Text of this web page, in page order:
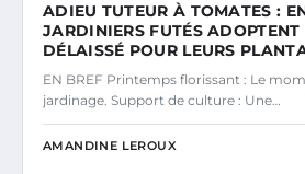
ADIEU TUTEUR À TOMATES :
JARDINIERS FUTÉS ADOPTENT
DÉLAISSÉ POUR LEURS
EN BREF Printemps florissant : Le
jardinage. Support de culture : Une…
AMANDINE LEROUX